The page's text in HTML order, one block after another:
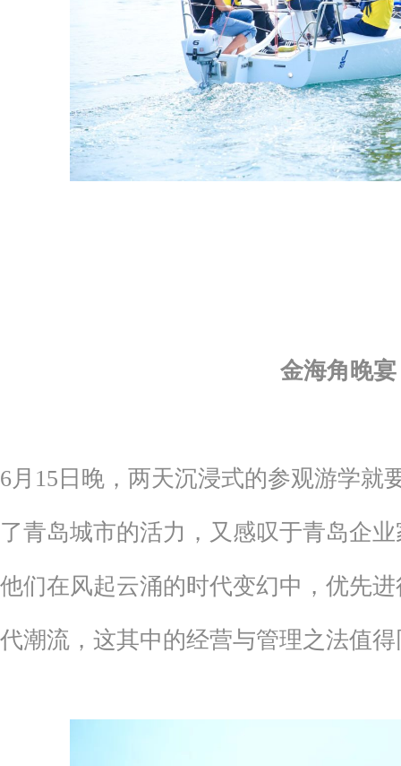
金海角晚宴
6月15日晚，两天沉浸式的参观游学就
了青岛城市的活力，又感叹于青岛企
他们在风起云涌的时代变幻中，优先
代潮流，这其中的经营与管理之法值